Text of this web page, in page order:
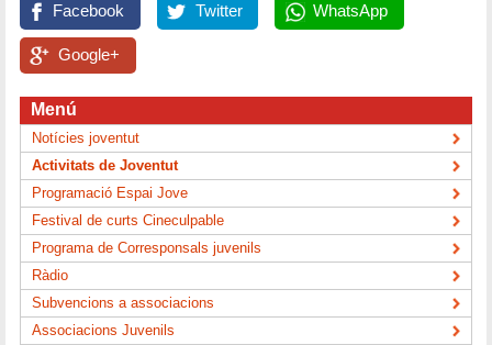
Facebook Twitter WhatsApp
Google+
Menú
Notícies joventut
Activitats de Joventut
Programació Espai Jove
Festival de curts Cineculpable
Programa de Corresponsals juvenils
Ràdio
Subvencions a associacions
Associacions Juvenils